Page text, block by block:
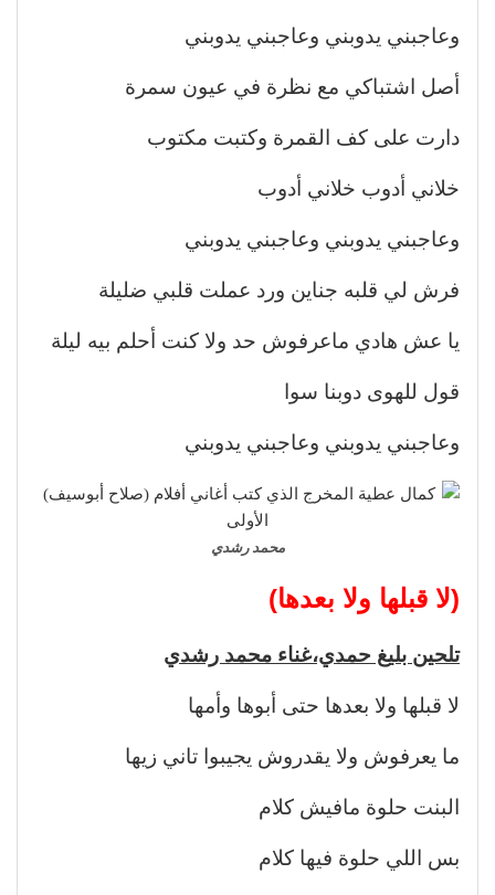
وعاجبني يدوبني وعاجبني يدوبني
أصل اشتباكي مع نظرة في عيون سمرة
دارت على كف القمرة وكتبت مكتوب
خلاني أدوب خلاني أدوب
وعاجبني يدوبني وعاجبني يدوبني
فرش لي قلبه جناين ورد عملت قلبي ضليلة
يا عش هادي ماعرفوش حد ولا كنت أحلم بيه ليلة
قول للهوى دوبنا سوا
وعاجبني يدوبني وعاجبني يدوبني
محمد رشدي
(لا قبلها ولا بعدها)
تلحين بليغ حمدي،غناء محمد رشدي
لا قبلها ولا بعدها حتى أبوها وأمها
ما يعرفوش ولا يقدروش يجيبوا تاني زيها
البنت حلوة مافيش كلام
بس اللي حلوة فيها كلام